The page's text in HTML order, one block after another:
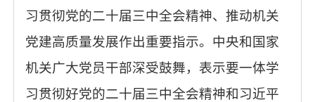
习贯彻党的二十届三中全会精神、推动机关
党建高质量发展作出重要指示。中央和国家
机关广大党员干部深受鼓舞，表示要一体学
习贯彻好党的二十届三中全会精神和习近平